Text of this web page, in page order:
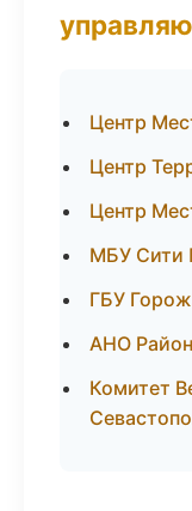
Центр
Центр
Центр
МБУ Сити
ГБУ
АНО
Комитет